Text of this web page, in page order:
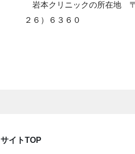
岩本クリニックの所在地
２６）６３６０
サイトTOP